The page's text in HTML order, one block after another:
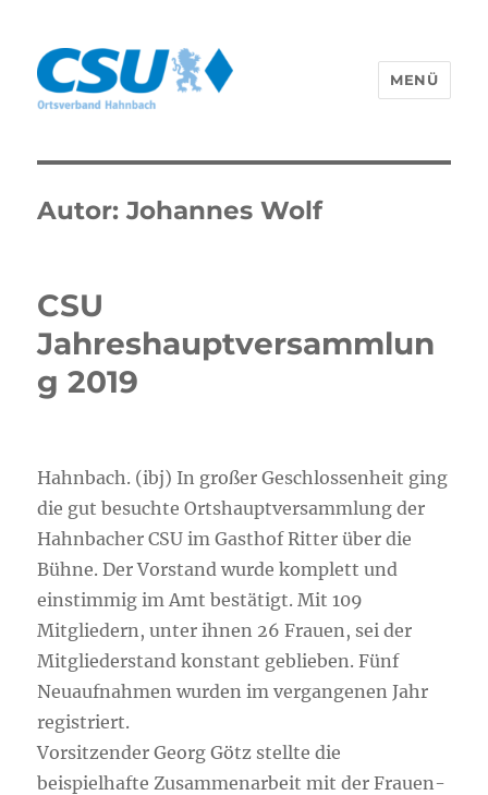
MENÜ
Autor:Johannes Wolf
CSU
Jahreshauptversammlun
g 2019
Hahnbach. (ibj) In großer Geschlossenheit ging
die gut besuchte Ortshauptversammlung der
Hahnbacher CSU im Gasthof Ritter über die
Bühne. Der Vorstand wurde komplett und
einstimmig im Amt bestätigt. Mit 109
Mitgliedern, unter ihnen 26 Frauen, sei der
Mitgliederstand konstant geblieben. Fünf
Neuaufnahmen wurden im vergangenen Jahr
registriert.
Vorsitzender Georg Götz stellte die
beispielhafte Zusammenarbeit mit der Frauen-